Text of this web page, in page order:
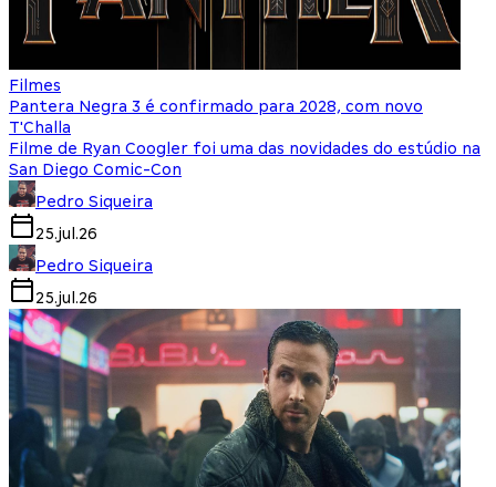
Filmes
Pantera Negra 3 é confirmado para 2028, com novo
T'Challa
Filme de Ryan Coogler foi uma das novidades do estúdio na
San Diego Comic-Con
Pedro Siqueira
25.jul.26
Pedro Siqueira
25.jul.26